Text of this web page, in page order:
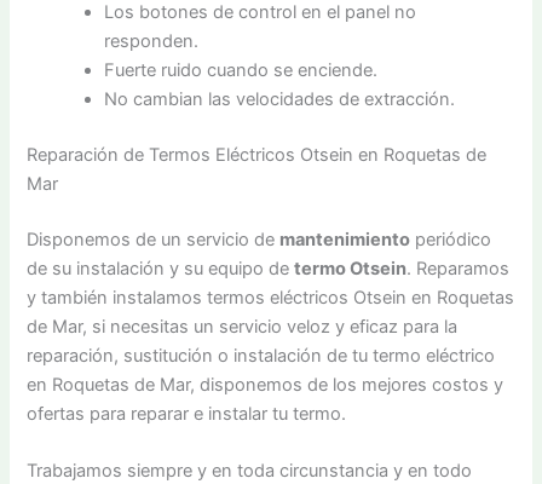
Los botones de control en el panel no
responden.
Fuerte ruido cuando se enciende.
No cambian las velocidades de extracción.
Reparación de Termos Eléctricos Otsein en Roquetas de
Mar
Disponemos de un servicio de mantenimiento periódico
de su instalación y su equipo determo Otsein. Reparamos
y también instalamos termos eléctricos Otsein en Roquetas
de Mar, si necesitas un servicio veloz y eficaz para la
reparación, sustitución o instalación de tu termo eléctrico
en Roquetas de Mar, disponemos de los mejores costos y
ofertas para reparar e instalar tu termo.
Trabajamos siempre y en toda circunstancia y en todo